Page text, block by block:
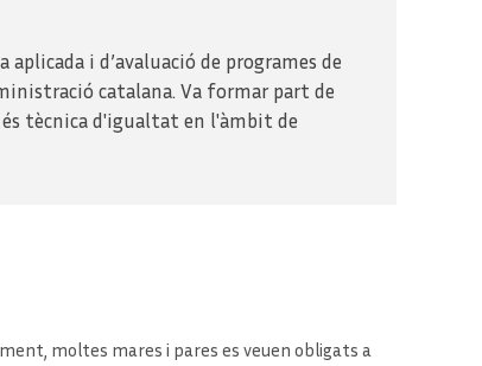
i d’avaluació de programes de
catalana. Va formar part de
tècnica d'igualtat en l'àmbit de
moltes mares i pares es veuen obligats a